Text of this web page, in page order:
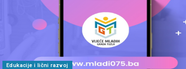
Edukacije i lični razvoj